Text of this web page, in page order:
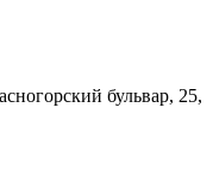
бульвар, 25,